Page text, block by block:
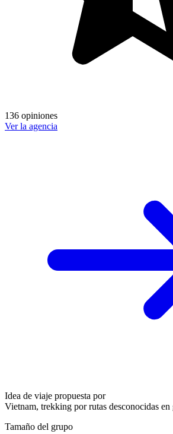
136 opiniones
Ver la agencia
Idea de viaje propuesta por
Vietnam, trekking por rutas desconocidas
Tamaño del grupo